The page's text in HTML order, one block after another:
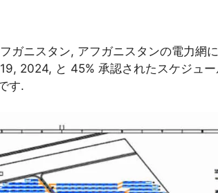
ニスタン, アフガニスタンの電力網
2024, と 45% 承認されたスケジュ
す.